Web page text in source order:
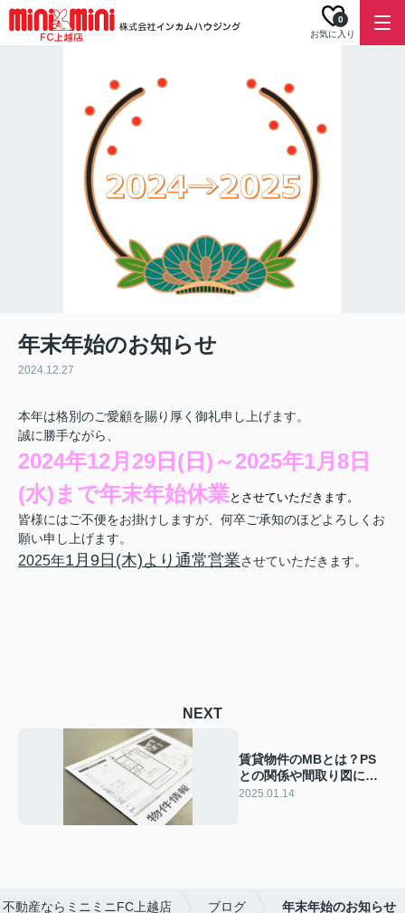
お気に入り
0
年末年始のお知らせ
2024.12.27
本年は格別のご愛顧を賜り厚く御礼申し上げます。
誠に勝手ながら、
2024年12月29日(日)～2025年1月8日
(水)まで年末年始休業とさせていただきます。
皆様にはご不便をお掛けしますが、何卒ご承知のほどよろしくお
願い申し上げます。
2025年1 月9日(木)より通常営業させていただきます。
NEXT
賃貸物件のMBとは？PS
との関係や間取り図によ
くある略語をご紹介
2025.01.14
動産ならミニミニFC上越店 ブログ 年末年始のお知らせ